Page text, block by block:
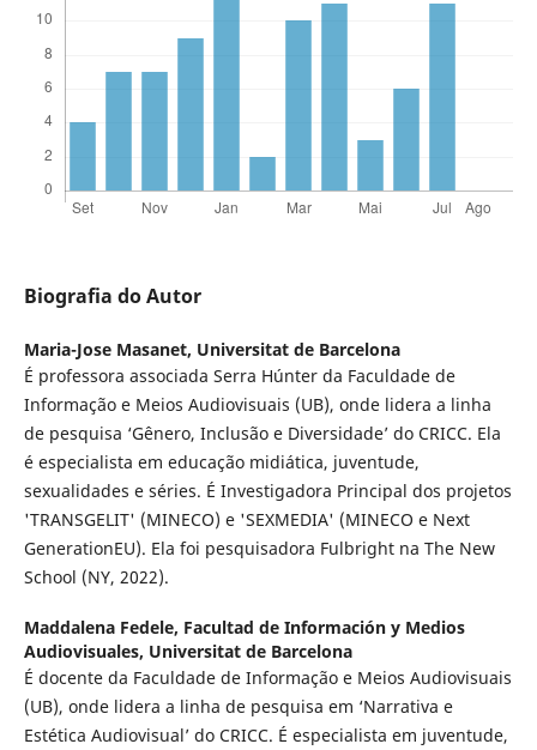
Biografia do Autor
Maria-Jose Masanet, Universitat de Barcelona
É professora associada Serra Húnter da Faculdade de
Informação e Meios Audiovisuais (UB), onde lidera a linha
de pesquisa ‘Gênero, Inclusão e Diversidade’ do CRICC. Ela
é especialista em educação midiática, juventude,
sexualidades e séries. É Investigadora Principal dos projetos
'TRANSGELIT' (MINECO) e 'SEXMEDIA' (MINECO e Next
GenerationEU). Ela foi pesquisadora Fulbright na The New
School (NY, 2022).
Maddalena Fedele, Facultad de Información y Medios
Audiovisuales, Universitat de Barcelona
É docente da Faculdade de Informação e Meios Audiovisuais
(UB), onde lidera a linha de pesquisa em ‘Narrativa e
Estética Audiovisual’ do CRICC. É especialista em juventude,